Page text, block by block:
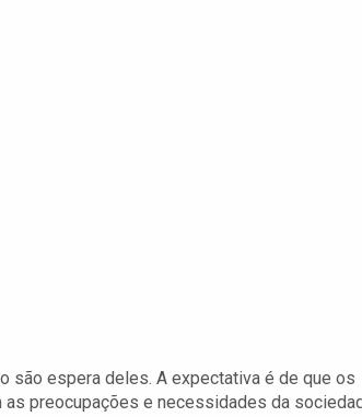
são espera deles. A expectativa é de que os
preocupações e necessidades da